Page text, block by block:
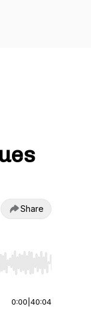
Share
or end. Hold
0:00 40:04